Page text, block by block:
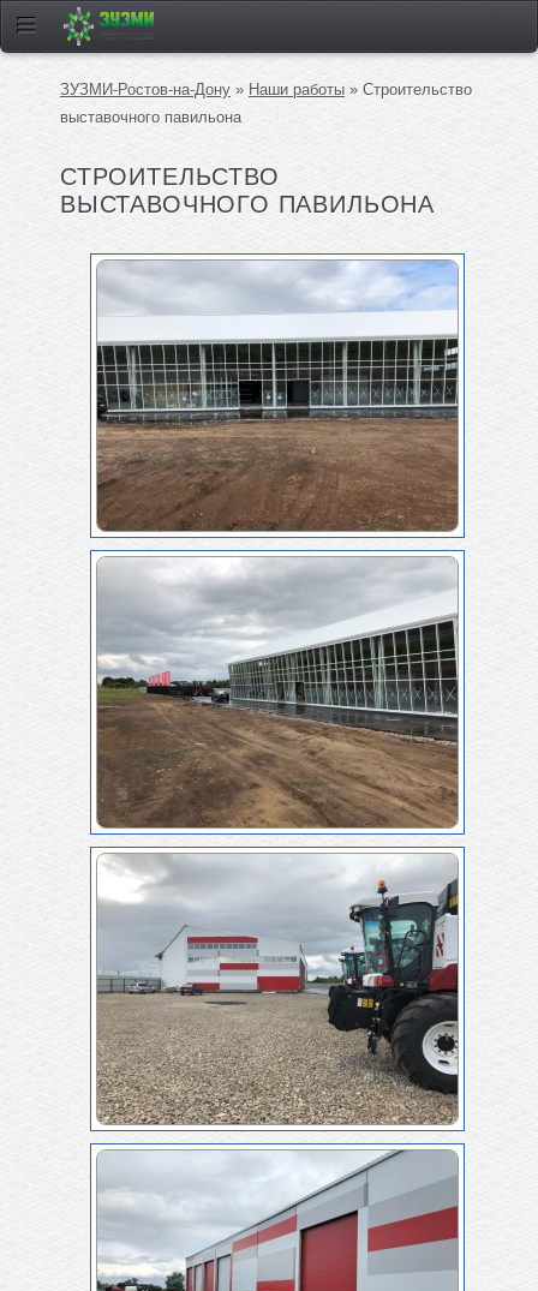
ЗУЗМИ-Ростов-на-Дону » Наши работы» Строительство
выставочного павильона
СТРОИТЕЛЬСТВО
ВЫСТАВОЧНОГО ПАВИЛЬОНА